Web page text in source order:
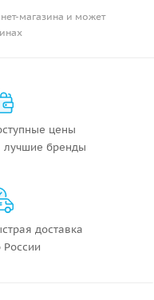
магазина и может
цены
лучшие бренды
доставка
России